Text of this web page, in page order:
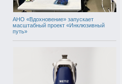
АНО «Вдохновение» запускает
масштабный проект «Инклюзивный
путь»